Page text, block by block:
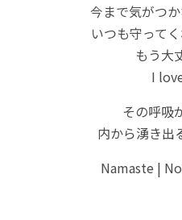
今まで気がつ
いつも守って
もう大
I
その呼吸
内から湧き出
Namaste |